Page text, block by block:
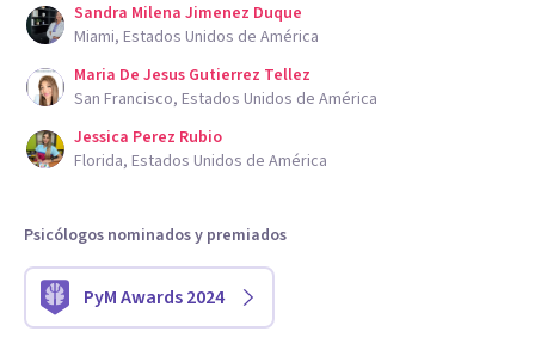
Sandra Milena Jimenez Duque
Miami, Estados Unidos de América
Maria De Jesus Gutierrez Tellez
San Francisco, Estados Unidos de América
Jessica Perez Rubio
Florida, Estados Unidos de América
Psicólogos nominados y premiados
PyM Awards 2024